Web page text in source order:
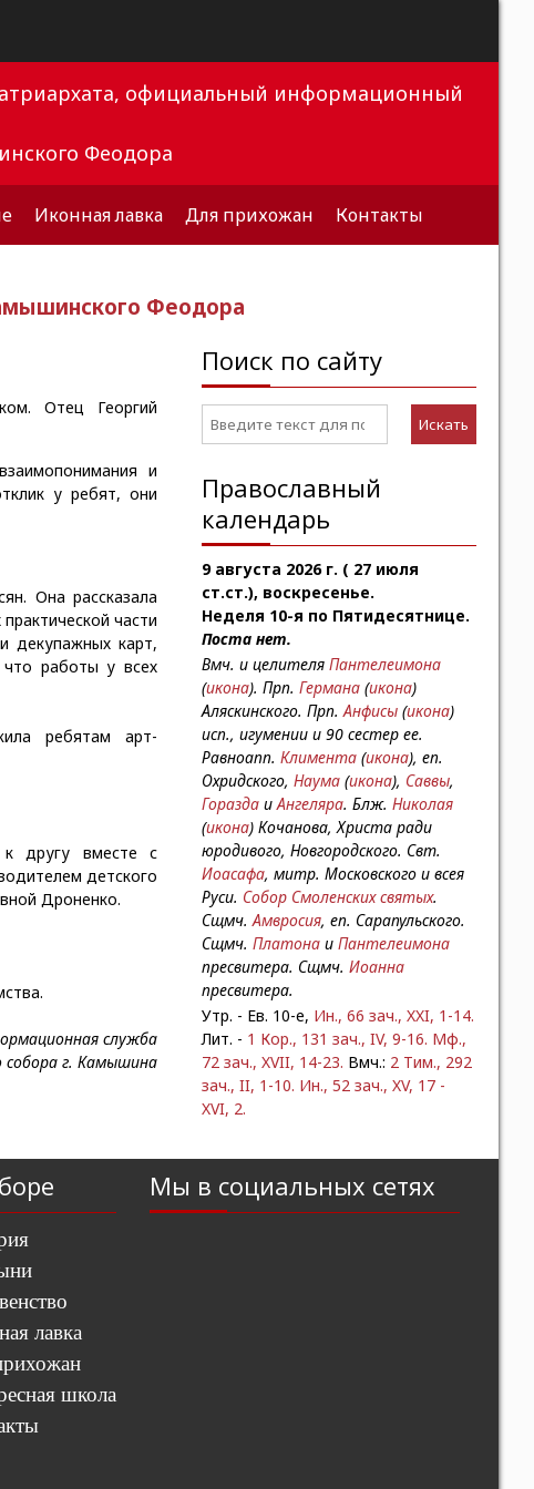
официальный информационный
Феодора
Иконная лавка Для прихожан Контакты
Феодора
Отец Георгий
и
у ребят, они
Она рассказала
части
декупажных карт,
что работы у всех
ребятам арт-
другу вместе с
детского
Дроненко.
служба
собора г. Камышина
Поиск по сайту
Искать
Православный
календарь
9 августа 2026 г. ( 27 июля
ст.ст.), воскресенье.
Неделя 10-я по Пятидесятнице.
Поста нет.
Вмч. и целителя Пантелеимона
(икона). Прп. Германа (икона)
Аляскинского. Прп.Анфисы (икона)
исп., игумении и 90 сестер ее.
Равноапп. Климента (икона), еп.
Охридского, Наума (икона), Саввы,
Горазда иАнгеляра. Блж. Николая
(икона) Кочанова, Христа ради
юродивого, Новгородского. Свт.
Иоасафа, митр. Московского и всея
Руси. Собор Смоленских святых.
Сщмч.Амвросия, еп. Сарапульского.
Сщмч. Платона и Пантелеимона
пресвитера. Сщмч. Иоанна
пресвитера.
Утр. - Ев. 10-е, Ин., 66 зач., XXI, 1-14.
Лит. - 1 Кор., 131 зач., IV, 9-16. Мф.,
72 зач., XVII, 14-23. Вмч.: 2 Тим., 292
зач., II, 1-10. Ин., 52 зач., XV, 17 -
XVI, 2.
лавка
школа
Мы в социальных сетях